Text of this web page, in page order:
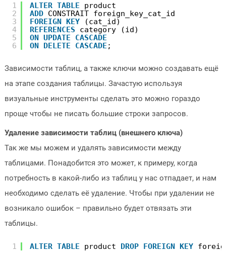
1
2
3
4
5
6
ALTER TABLE
product
ADD CONSTRAIT foreign_key_cat_id
FOREIGN KEY
(cat_id)
REFERENCES
category (id)
ON UPDATE
CASCADE
ON DELETE CASCADE ;
Зависимости таблиц, а также ключи можно создавать ещё
на этапе создания таблицы. Зачастую используя
визуальные инструменты сделать это можно гораздо
проще чтобы не писать большие строки запросов.
Удаление зависимости таблиц (внешнего ключа)
Так же мы можем и удалять зависимости между
таблицами. Понадобится это может, к примеру, когда
потребность в какой-либо из таблиц у нас отпадает, и нам
необходимо сделать её удаление. Чтобы при удалении не
возникало ошибок – правильно будет отвязать эти
таблицы.
1 ALTER TABLE product DROP FOREIGN KEY